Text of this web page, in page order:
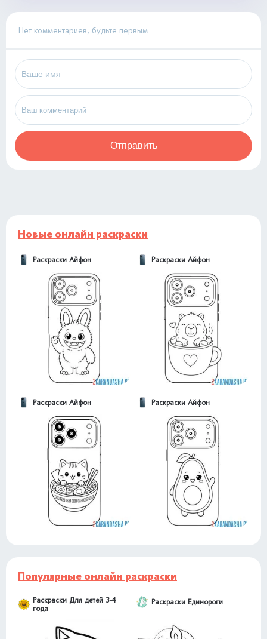
Нет комментариев, будьте первым
Отправить
Новые онлайн раскраски
Раскраски Айфон Раскраски Айфон
Раскраски Айфон Раскраски Айфон
Популярные онлайн раскраски
Раскраски Для детей 3-4
года
Раскраски Единороги